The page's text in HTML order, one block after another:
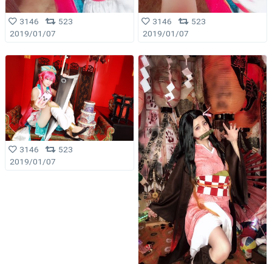
3146
523
2019/01/07
3146
523
2019/01/07
3146
523
2019/01/07